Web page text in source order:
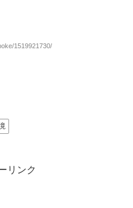
1519921730/
リンク